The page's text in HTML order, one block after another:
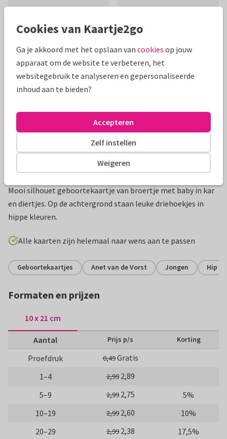
Mooie extra's bij je kaart
Productinformatie
Mooi silhouet geboortekaartje van broertje met baby in kar
en diertjes. Op de achtergrond staan leuke driehoekjes in
hippe kleuren.
Alle kaarten zijn helemaal naar wens aan te passen
Geboortekaartjes Anet van de Vorst Jongen Hip
Formaten en prijzen
10 x 21 cm
Aantal Prijs p/s Korting
Proefdruk 0,49Gratis
1–4
2,99 2,89
5–9
2,99 2,75
5%
10–19
2,99 2,60
10%
20–29
2,99 2,38 17,5%
Cookies van Kaartje2go
Ga je akkoord met het opslaan van cookies op jouw
apparaat om de website te verbeteren, het
websitegebruik te analyseren en gepersonaliseerde
inhoud aan te bieden?
Weigeren
Zelf instellen
Accepteren